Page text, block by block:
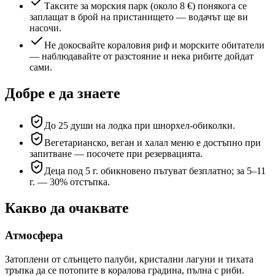
Таксите за морския парк (около 8 €) понякога се
заплащат в брой на пристанището — водачът ще ви
насочи.
Не докосвайте кораловия риф и морските обитатели
— наблюдавайте от разстояние и нека рибите дойдат
сами.
Добре е да знаете
До 25 души на лодка при шнорхел-обиколки.
Вегетарианско, веган и халал меню е достъпно при
запитване — посочете при резервацията.
Деца под 5 г. обикновено пътуват безплатно; за 5–11
г. — 30% отстъпка.
Какво да очаквате
Атмосфера
Затоплени от слънцето палуби, кристални лагуни и тихата
тръпка да се потопите в коралова градина, пълна с риби.